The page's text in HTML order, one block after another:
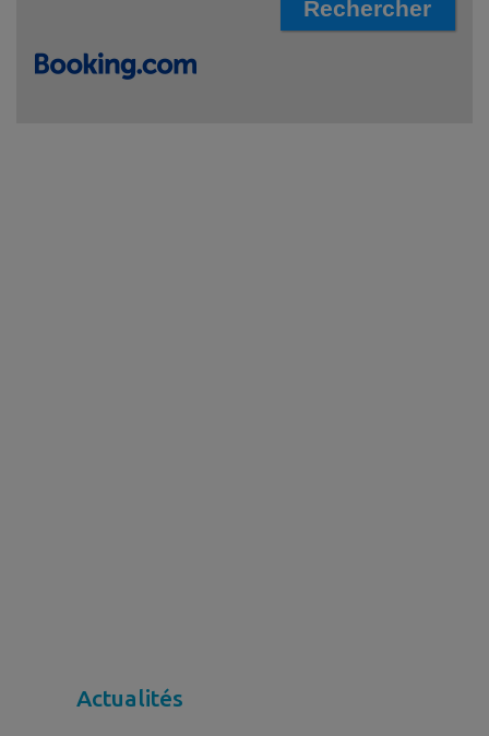
Actualités